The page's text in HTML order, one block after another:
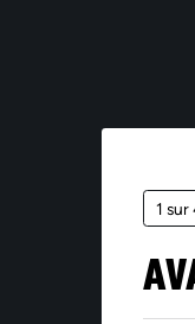
1 sur